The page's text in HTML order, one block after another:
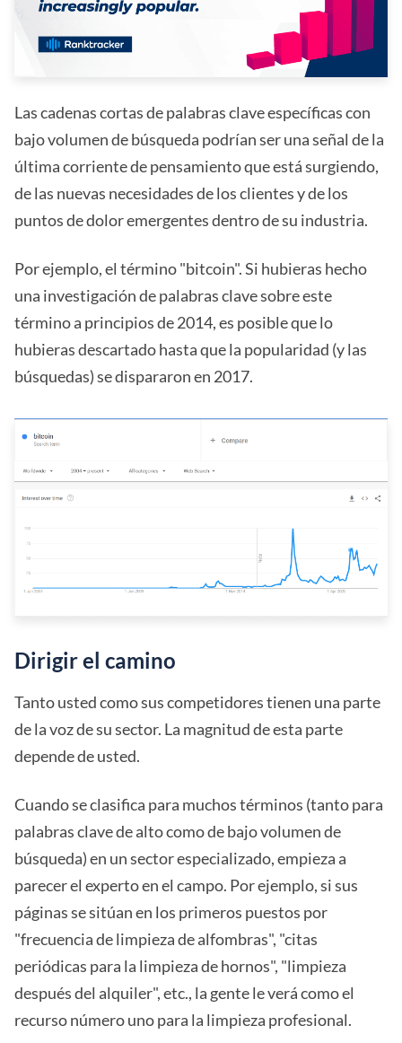
Las cadenas cortas de palabras clave específicas con
bajo volumen de búsqueda podrían ser una señal de la
última corriente de pensamiento que está surgiendo,
de las nuevas necesidades de los clientes y de los
puntos de dolor emergentes dentro de su industria.
Por ejemplo, el término "bitcoin". Si hubieras hecho
una investigación de palabras clave sobre este
término a principios de 2014, es posible que lo
hubieras descartado hasta que la popularidad (y las
búsquedas) se dispararon en 2017.
Dirigir el camino
Tanto usted como sus competidores tienen una parte
de la voz de su sector. La magnitud de esta parte
depende de usted.
Cuando se clasifica para muchos términos (tanto para
palabras clave de alto como de bajo volumen de
búsqueda) en un sector especializado, empieza a
parecer el experto en el campo. Por ejemplo, si sus
páginas se sitúan en los primeros puestos por
"frecuencia de limpieza de alfombras", "citas
periódicas para la limpieza de hornos", "limpieza
después del alquiler", etc., la gente le verá como el
recurso número uno para la limpieza profesional.